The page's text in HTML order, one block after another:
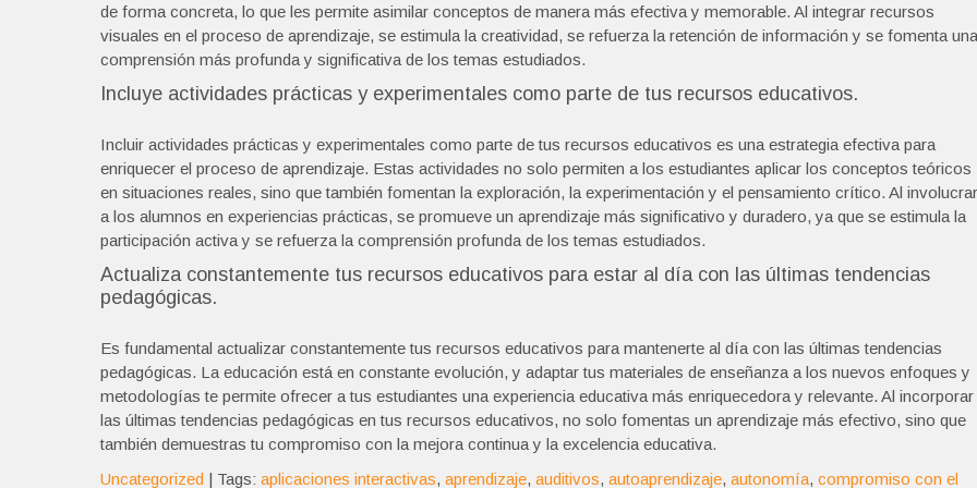
de forma concreta, lo que les permite asimilar conceptos de manera más efectiva y memorable. Al integrar recursos
visuales en el proceso de aprendizaje, se estimula la creatividad, se refuerza la retención de información y se fomenta una
comprensión más profunda y significativa de los temas estudiados.
Incluye actividades prácticas y experimentales como parte de tus recursos educativos.
Incluir actividades prácticas y experimentales como parte de tus recursos educativos es una estrategia efectiva para
enriquecer el proceso de aprendizaje. Estas actividades no solo permiten a los estudiantes aplicar los conceptos teóricos
en situaciones reales, sino que también fomentan la exploración, la experimentación y el pensamiento crítico. Al involucrar
a los alumnos en experiencias prácticas, se promueve un aprendizaje más significativo y duradero, ya que se estimula la
participación activa y se refuerza la comprensión profunda de los temas estudiados.
Actualiza constantemente tus recursos educativos para estar al día con las últimas tendencias
pedagógicas.
Es fundamental actualizar constantemente tus recursos educativos para mantenerte al día con las últimas tendencias
pedagógicas. La educación está en constante evolución, y adaptar tus materiales de enseñanza a los nuevos enfoques y
metodologías te permite ofrecer a tus estudiantes una experiencia educativa más enriquecedora y relevante. Al incorporar
las últimas tendencias pedagógicas en tus recursos educativos, no solo fomentas un aprendizaje más efectivo, sino que
también demuestras tu compromiso con la mejora continua y la excelencia educativa.
Uncategorized | Tags: aplicaciones interactivas, aprendizaje, auditivos, autoaprendizaje, autonomía, compromiso con el